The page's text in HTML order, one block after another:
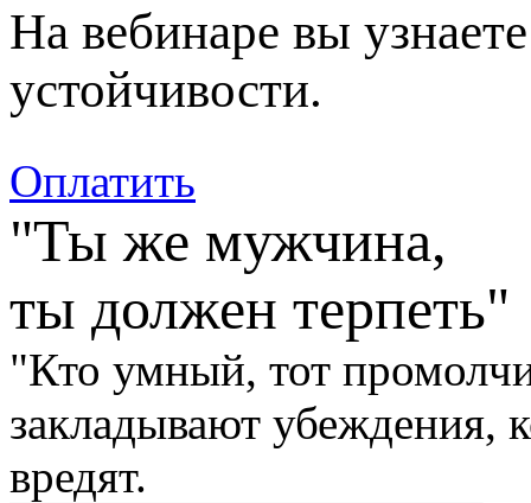
На вебинаре вы
устойчивости.
Оплатить
"Ты же мужчина,
ты должен терпеть"
"Кто умный, тот
закладывают убеждения,
вредят.